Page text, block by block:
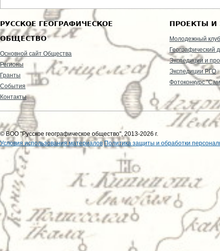
РУССКОЕ ГЕОГРАФИЧЕСКОЕ
ОБЩЕСТВО
Основной сайт Общества
Регионы
Гранты
События
Контакты
ПРОЕКТЫ И
Молодежный клуб
Географический
Экспедиции и
Экспедиции РГО
Фотоконкурс
© ВОО "Русское географическое общество", 2013-2026 г.
Условия использования материалов Политика защиты и обработки